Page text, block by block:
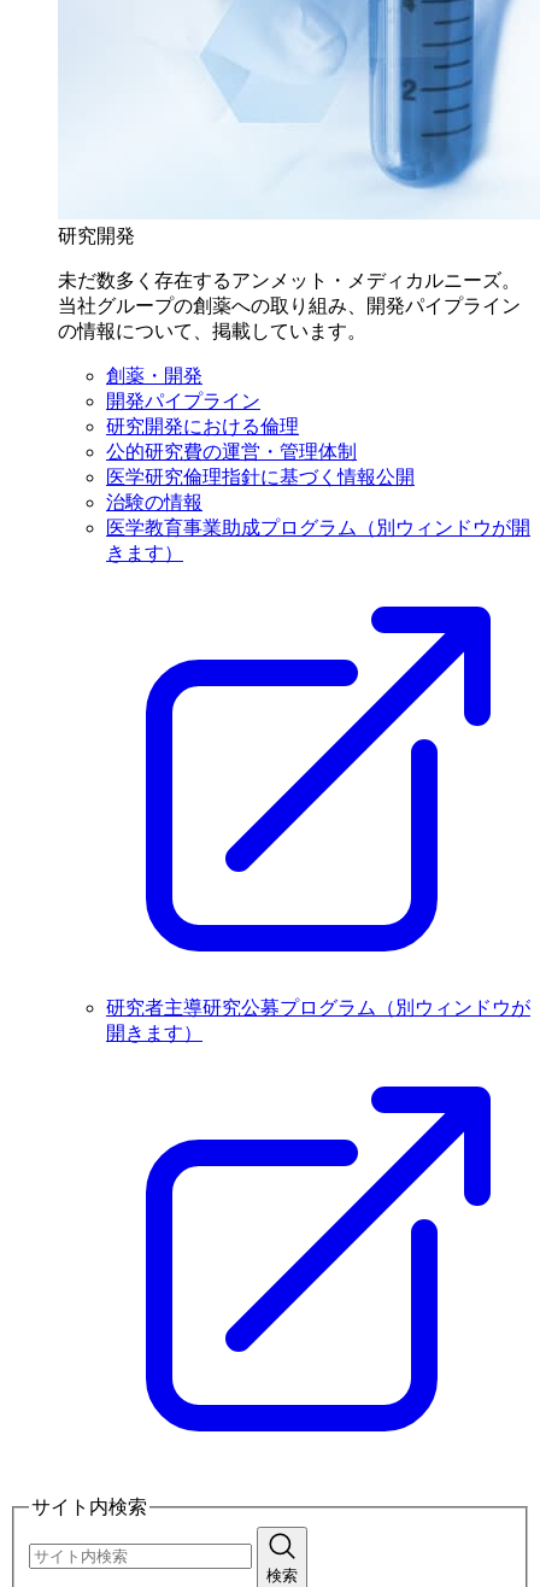
研究開発
未だ数多く存在するアンメット・メディカルニーズ。
当社グループの創薬への取り組み、開発パイプライン
の情報について、掲載しています。
創薬・開発
開発パイプライン
研究開発における倫理
公的研究費の運営・管理体制
医学研究倫理指針に基づく情報公開
治験の情報
医学教育事業助成プログラム
（別ウィンドウが開
きます）
研究者主導研究公募プログラム
（別ウィンドウが
開きます）
サイト内検索
検索